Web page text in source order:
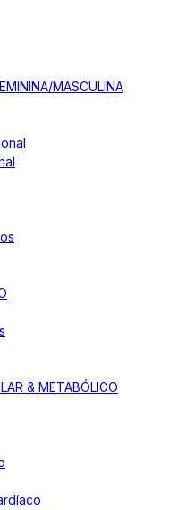
MASCULINA
& METABÓLICO